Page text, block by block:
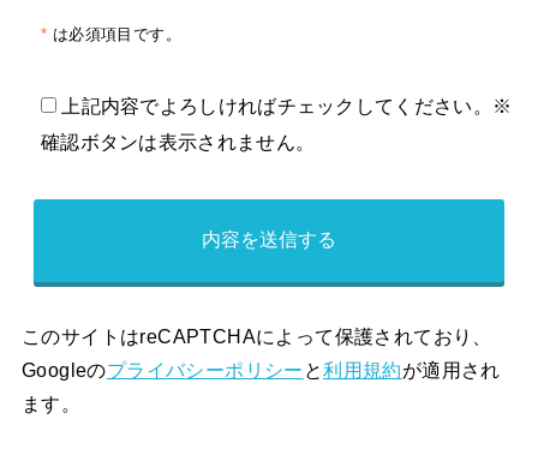
* は必須項目です。
上記内容でよろしければチェックしてください。※
確認ボタンは表示されません。
このサイトはreCAPTCHAによって保護されており、
Googleのプライバシーポリシー と利用規約が適用され
ます。